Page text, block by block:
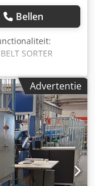
Bellen
SORTER
DEMATIC te
aangeboden
SC3
en high-
Belt sorter
stil sorteert
door
beschikbaar.
Advertentie